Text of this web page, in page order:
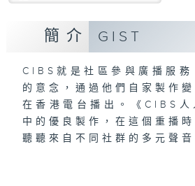
簡介 GIST
CIBS就是社區參與廣播服務
的意念，通過他們自家製作
在香港電台播出。《CIBS人
中的優良製作，在這個重播
聽聽來自不同社群的多元聲音